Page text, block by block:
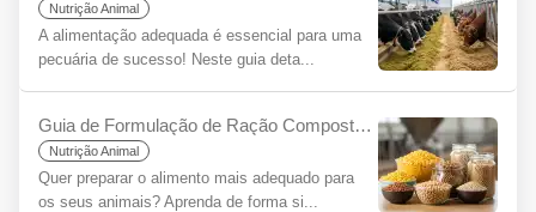
Nutrição Animal
A alimentação adequada é essencial para uma
pecuária de sucesso! Neste guia deta...
Guia de Formulação de Ração Composta para Iniciantes
Nutrição Animal
Quer preparar o alimento mais adequado para
os seus animais? Aprenda de forma si...